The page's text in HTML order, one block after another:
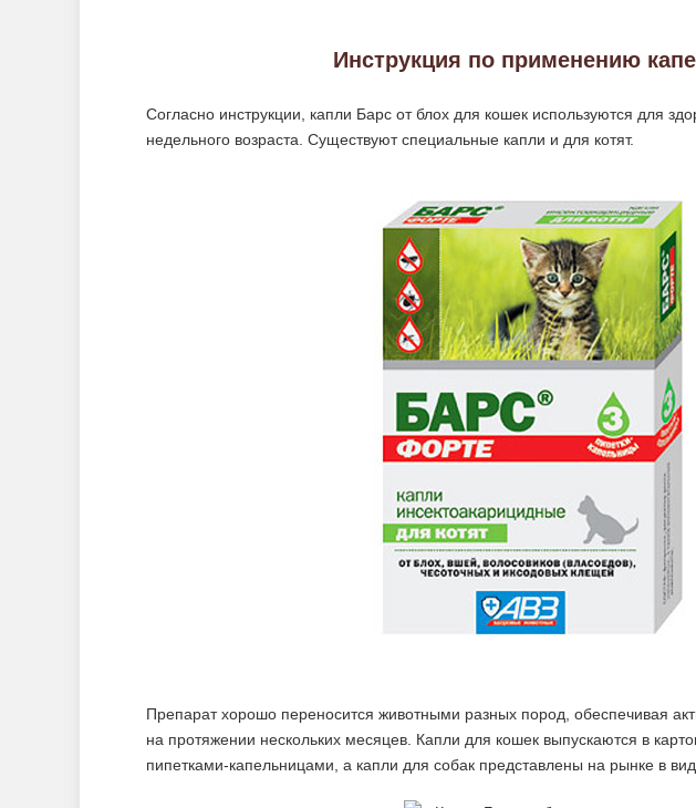
Инструкция по применению
Согласно инструкции, капли Барс от блох для кошек используются для
недельного возраста. Существуют специальные капли и для котят.
Препарат хорошо переносится животными разных пород, обеспечивая
на протяжении нескольких месяцев. Капли для кошек выпускаются в
пипетками-капельницами, а капли для собак представлены на рынке в